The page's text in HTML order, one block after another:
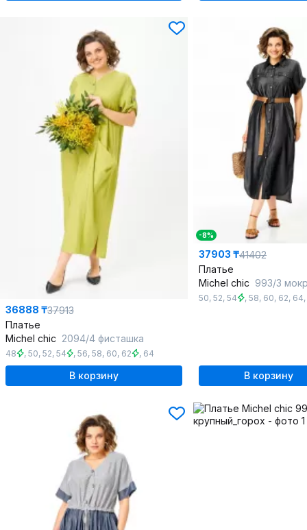
36888 ₸37913
Платье
Michel chic 2094/4 фисташка
48 , 50, 52, 54 , 56, 58, 60, 62 , 64
В корзину
-8%
37903 ₸41402
Платье
Michel chic 993/3
50, 52, 54 , 58, 60, 62, 64,
В корзину